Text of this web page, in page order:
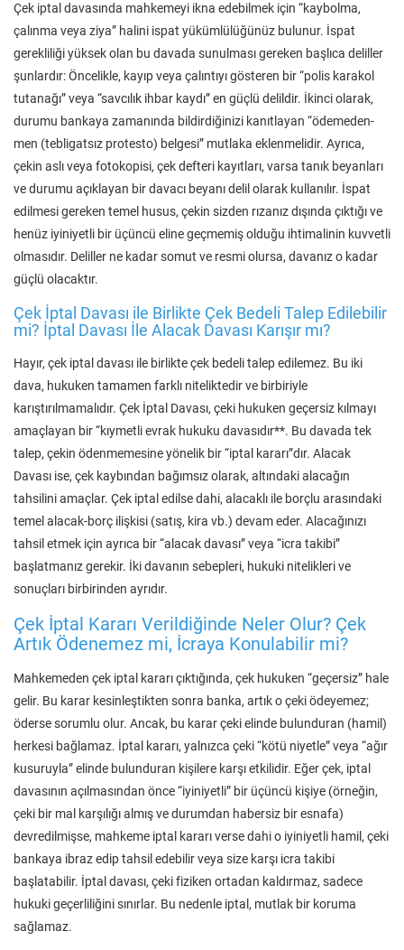
Çek iptal davasında mahkemeyi ikna edebilmek için “kaybolma,
çalınma veya ziya” halini ispat yükümlülüğünüz bulunur. İspat
gerekliliği yüksek olan bu davada sunulması gereken başlıca deliller
şunlardır: Öncelikle, kayıp veya çalıntıyı gösteren bir “polis karakol
tutanağı” veya “savcılık ihbar kaydı” en güçlü delildir. İkinci olarak,
durumu bankaya zamanında bildirdiğinizi kanıtlayan “ödemeden-
men (tebligatsız protesto) belgesi” mutlaka eklenmelidir. Ayrıca,
çekin aslı veya fotokopisi, çek defteri kayıtları, varsa tanık beyanları
ve durumu açıklayan bir davacı beyanı delil olarak kullanılır. İspat
edilmesi gereken temel husus, çekin sizden rızanız dışında çıktığı ve
henüz iyiniyetli bir üçüncü eline geçmemiş olduğu ihtimalinin kuvvetli
olmasıdır. Deliller ne kadar somut ve resmi olursa, davanız o kadar
güçlü olacaktır.
Çek İptal Davası ile Birlikte Çek Bedeli Talep Edilebilir
mi? İptal Davası İle Alacak Davası Karışır mı?
Hayır, çek iptal davası ile birlikte çek bedeli talep edilemez. Bu iki
dava, hukuken tamamen farklı niteliktedir ve birbiriyle
karıştırılmamalıdır. Çek İptal Davası, çeki hukuken geçersiz kılmayı
amaçlayan bir “kıymetli evrak hukuku davasıdır**. Bu davada tek
talep, çekin ödenmemesine yönelik bir “iptal kararı”dır. Alacak
Davası ise, çek kaybından bağımsız olarak, altındaki alacağın
tahsilini amaçlar. Çek iptal edilse dahi, alacaklı ile borçlu arasındaki
temel alacak-borç ilişkisi (satış, kira vb.) devam eder. Alacağınızı
tahsil etmek için ayrıca bir “alacak davası” veya “icra takibi”
başlatmanız gerekir. İki davanın sebepleri, hukuki nitelikleri ve
sonuçları birbirinden ayrıdır.
Çek İptal Kararı Verildiğinde Neler Olur? Çek
Artık Ödenemez mi, İcraya Konulabilir mi?
Mahkemeden çek iptal kararı çıktığında, çek hukuken “geçersiz” hale
gelir. Bu karar kesinleştikten sonra banka, artık o çeki ödeyemez;
öderse sorumlu olur. Ancak, bu karar çeki elinde bulunduran (hamil)
herkesi bağlamaz. İptal kararı, yalnızca çeki “kötü niyetle” veya “ağır
kusuruyla” elinde bulunduran kişilere karşı etkilidir. Eğer çek, iptal
davasının açılmasından önce “iyiniyetli” bir üçüncü kişiye (örneğin,
çeki bir mal karşılığı almış ve durumdan habersiz bir esnafa)
devredilmişse, mahkeme iptal kararı verse dahi o iyiniyetli hamil, çeki
bankaya ibraz edip tahsil edebilir veya size karşı icra takibi
başlatabilir. İptal davası, çeki fiziken ortadan kaldırmaz, sadece
hukuki geçerliliğini sınırlar. Bu nedenle iptal, mutlak bir koruma
sağlamaz.